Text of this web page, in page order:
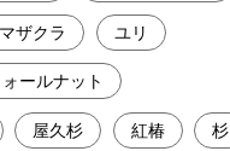
ザクラ ユリ
ールナット
屋久杉 紅椿 杉